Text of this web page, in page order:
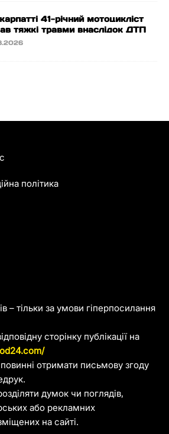
41-річний мотоцикліст
тяжкі травми внаслідок ДТП
– тільки за умови гіперпосилання
сторінку публікації на
отримати письмову згоду
думок чи поглядів,
або рекламних
на сайті.
політика